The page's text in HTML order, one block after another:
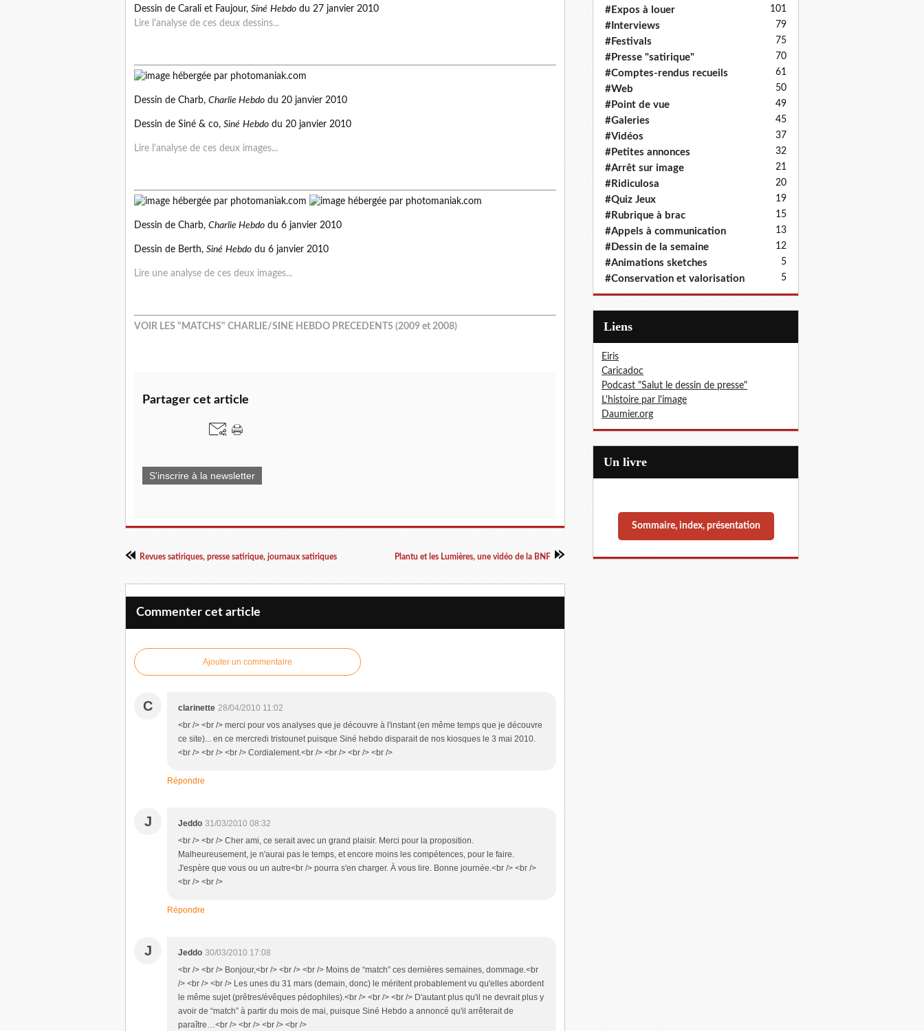
Dessin de Carali et Faujour, Siné Hebdo du 27 janvier 2010
Lire l'analyse de ces deux dessins...
Dessin de Charb, Charlie Hebdo du 20 janvier 2010
Dessin de Siné & co, Siné Hebdo du 20 janvier 2010
Lire l'analyse de ces deux images...
Dessin de Charb, Charlie Hebdo du 6 janvier 2010
Dessin de Berth, Siné Hebdo du 6 janvier 2010
Lire une analyse de ces deux images...
VOIR LES "MATCHS" CHARLIE/SINE HEBDO PRECEDENTS (2009 et 2008)
Partager cet article
S'inscrire à la newsletter
Revues satiriques, presse satirique, journaux satiriques Plantu et les Lumières, une vidéo de la BNF
Commenter cet article
Ajouter un commentaire
C clarinette 28/04/2010 11:02
<br /> <br /> merci pour vos analyses que je découvre à l'instant (en même temps que je découvre
ce site)... en ce mercredi tristounet puisque Siné hebdo disparait de nos kiosques le 3 mai 2010.
<br /> <br /> <br /> Cordialement.<br /> <br /> <br /> <br />
Répondre
J Jeddo 31/03/2010 08:32
<br /> <br /> Cher ami, ce serait avec un grand plaisir. Merci pour la proposition.
Malheureusement, je n'aurai pas le temps, et encore moins les compétences, pour le faire.
J'espère que vous ou un autre<br /> pourra s'en charger. À vous lire. Bonne journée.<br /> <br />
<br /> <br />
Répondre
J Jeddo 30/03/2010 17:08
<br /> <br /> Bonjour,<br /> <br /> <br /> Moins de “match” ces dernières semaines, dommage.<br
/> <br /> <br /> Les unes du 31 mars (demain, donc) le méritent probablement vu qu'elles abordent
le même sujet (prêtres/évêques pédophiles).<br /> <br /> <br /> D'autant plus qu'il ne devrait plus y
avoir de “match” à partir du mois de mai, puisque Siné Hebdo a annoncé qu'il arrêterait de
paraître…<br /> <br /> <br /> <br />
#Expos à louer 101
#Interviews 79
#Festivals 75
#Presse "satirique" 70
#Comptes-rendus recueils 61
#Web 50
#Point de vue 49
#Galeries 45
#Vidéos 37
#Petites annonces 32
#Arrêt sur image 21
#Ridiculosa 20
#Quiz Jeux 19
#Rubrique à brac 15
#Appels à communication 13
#Dessin de la semaine 12
#Animations sketches 5
#Conservation et valorisation 5
Liens
Eiris
Caricadoc
Podcast "Salut le dessin de presse"
L'histoire par l'image
Daumier.org
Un livre
Sommaire, index, présentation